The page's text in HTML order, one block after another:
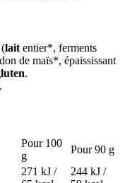
lait entier*, ferments
de maïs*, épaississant
.
Pour 100
g
Pour 90 g
271 kJ /
244 kJ /